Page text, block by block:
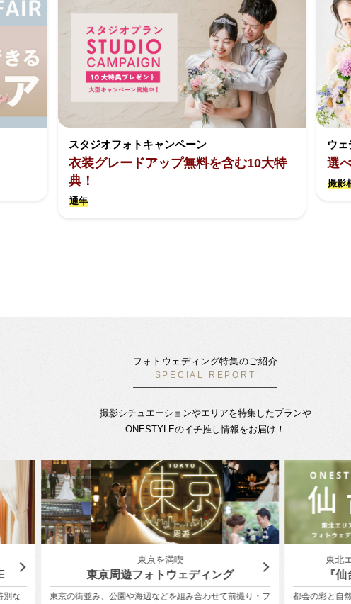
スタジオフォトキャンペーン
衣装グレードアップ無料を含む10大特
典！
通年
ウ
選
撮影
フォトウェディング特集のご紹介
SPECIAL REPORT
撮影シチュエーションやエリアを特集したプランや
ONESTYLEのイチ推し情報をお届け！
ング
わせて前撮り・フ
東北エリアの人気スポットで結婚写真
『仙台』でフォトウェディング
都会の彩と自然の緑が美しく融合する杜の都『仙台』、東
フ